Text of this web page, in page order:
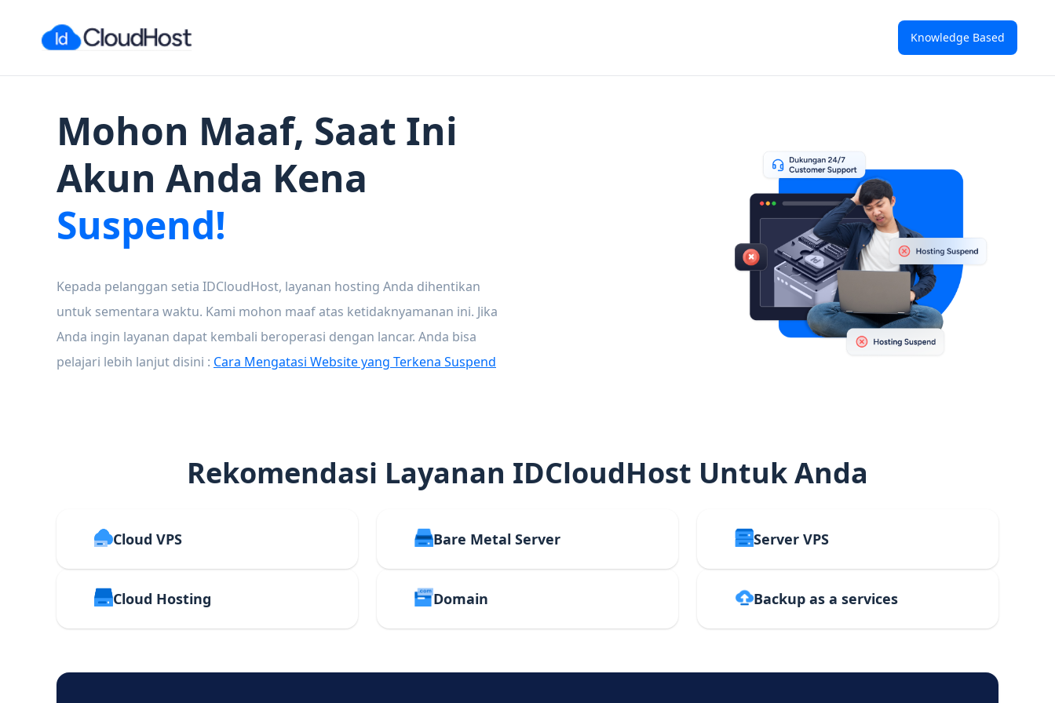
Knowledge Based
Mohon Maaf, Saat Ini
Akun Anda Kena
Suspend!
Kepada pelanggan setia IDCloudHost, layanan hosting Anda dihentikan
untuk sementara waktu. Kami mohon maaf atas ketidaknyamanan ini. Jika
Anda ingin layanan dapat kembali beroperasi dengan lancar. Anda bisa
pelajari lebih lanjut disini : Cara Mengatasi Website yang Terkena Suspend
Rekomendasi Layanan IDCloudHost Untuk Anda
Cloud VPS Bare Metal Server Server VPS
Cloud Hosting Domain Backup as a services